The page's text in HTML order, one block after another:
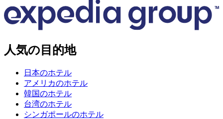
人気の目的地
日本のホテル
アメリカのホテル
韓国のホテル
台湾のホテル
シンガポールのホテル